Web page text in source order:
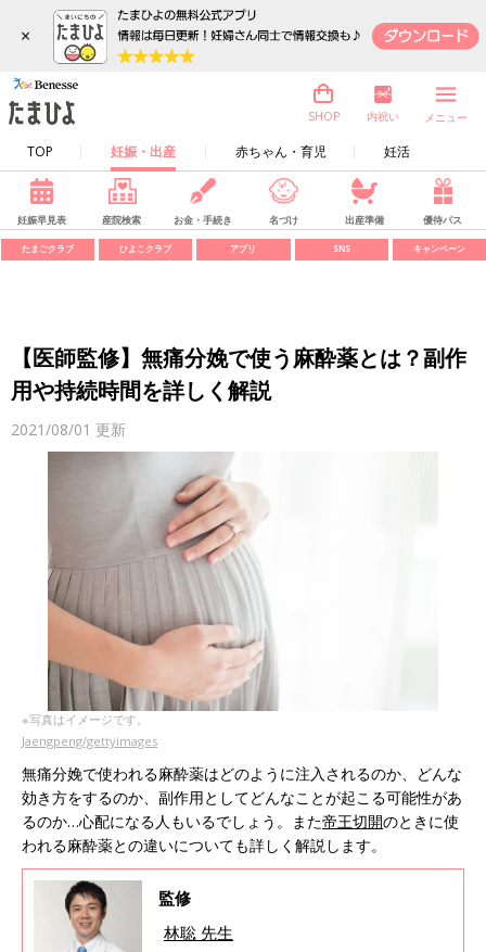
×
TOP 妊娠・出産 赤ちゃん・育児 妊活
SHOP 内祝い メニュー
妊娠早見表 産院検索 お金・手続き 名づけ 出産準備 優待パス
たまごクラブ ひよこクラブ アプリ SNS キャンペーン
【医師監修】無痛分娩で使う麻酔薬とは？副作
用や持続時間を詳しく解説
2021/08/01 更新
※写真はイメージです。
Jaengpeng/gettyimages
無痛分娩で使われる麻酔薬はどのように注入されるのか、どんな
効き方をするのか、副作用としてどんなことが起こる可能性があ
るのか…心配になる人もいるでしょう。また帝王切開のときに使
われる麻酔薬との違いについても詳しく解説します。
監修
林聡 先生